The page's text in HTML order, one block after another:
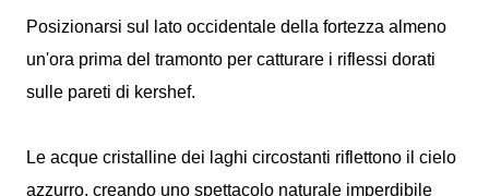
Posizionarsi sul lato occidentale della fortezza almeno
un'ora prima del tramonto per catturare i riflessi dorati
sulle pareti di kershef.
Le acque cristalline dei laghi circostanti riflettono il cielo
azzurro, creando uno spettacolo naturale imperdibile